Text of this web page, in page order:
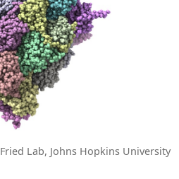
Fried Lab, Johns Hopkins University